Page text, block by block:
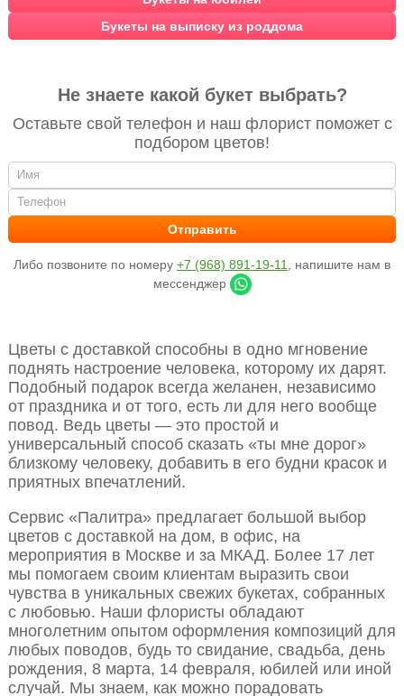
Букеты на выписку из роддома
Не знаете какой букет выбрать?
Оставьте свой телефон и наш флорист поможет с
подбором цветов!
Либо позвоните по номеру +7 (968) 891-19-11
, напишите нам в
мессенджер
Цветы с доставкой способны в одно мгновение
поднять настроение человека, которому их дарят.
Подобный подарок всегда желанен, независимо
от праздника и от того, есть ли для него вообще
повод. Ведь цветы — это простой и
универсальный способ сказать «ты мне дорог»
близкому человеку, добавить в его будни красок и
приятных впечатлений.
Сервис «Палитра» предлагает большой выбор
цветов с доставкой на дом, в офис, на
мероприятия в Москве и за МКАД. Более 17 лет
мы помогаем своим клиентам выразить свои
чувства в уникальных свежих букетах, собранных
с любовью. Наши флористы обладают
многолетним опытом оформления композиций для
любых поводов, будь то свидание, свадьба, день
рождения, 8 марта, 14 февраля, юбилей или иной
случай. Мы знаем, как можно порадовать